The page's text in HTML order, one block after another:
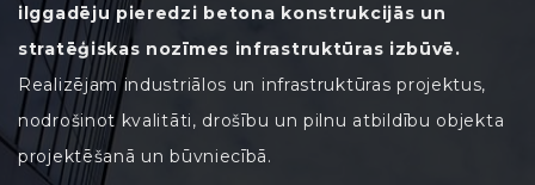
ilggadēju pieredzi betona konstrukcijās un
stratēģiskas nozīmes infrastruktūras izbūvē.
Realizējam industriālos un infrastruktūras projektus,
nodrošinot kvalitāti, drošību un pilnu atbildību objekta
projektēšanā un būvniecībā.